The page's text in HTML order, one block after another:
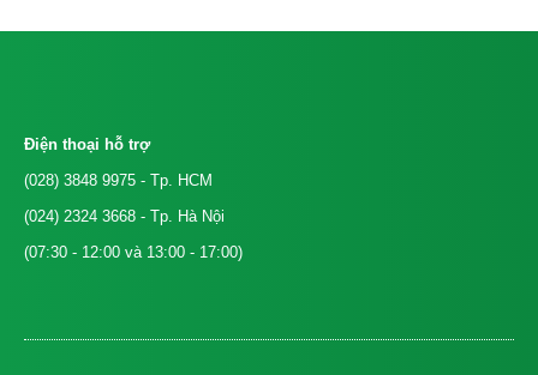
Điện thoại hỗ trợ
(028) 3848 9975 - Tp. HCM
(024) 2324 3668 - Tp. Hà Nội
(07:30 - 12:00 và 13:00 - 17:00)